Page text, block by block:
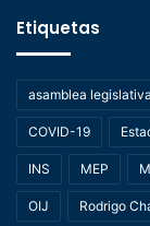
Etiquetas
asamblea legislativa
COVID-19
INS MEP
OIJ Rodrigo